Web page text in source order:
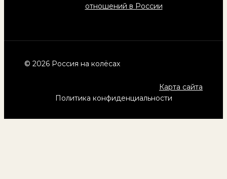
отношений в России
© 2026 Россия на колёсах
Карта сайта
Политика конфиденциальности